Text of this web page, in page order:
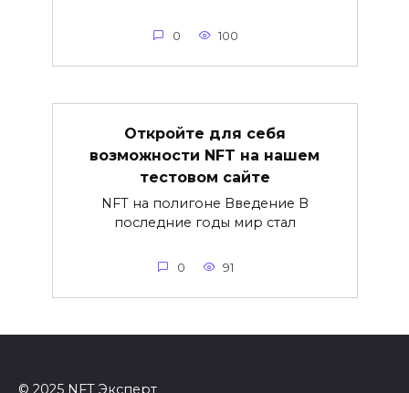
0 100
Откройте для себя
возможности NFT на нашем
тестовом сайте
NFT на полигоне Введение В
последние годы мир стал
0 91
© 2025 NFT Эксперт